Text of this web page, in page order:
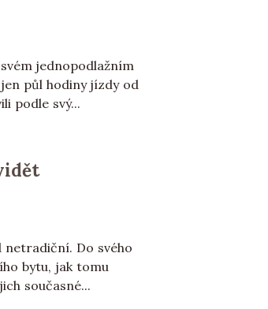
jednopodlažním
půl hodiny jízdy od
podle svý...
netradiční. Do svého
bytu, jak tomu
současné...